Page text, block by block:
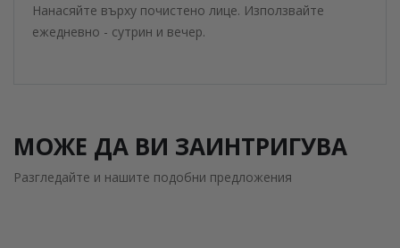
Нанасяйте върху почистено лице. Използвайте
ежедневно - сутрин и вечер.
МОЖЕ ДА ВИ ЗАИНТРИГУВА
Разгледайте и нашите подобни предложения